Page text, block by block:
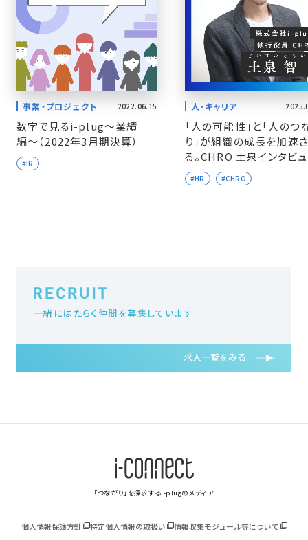
事業・プロジェクト 2022.06.15
数字で見るi-plug〜業績
編〜（2022年3月期決算）
#IR
人・キャリア
「人の可能性」と「人のつ
り」が組織の成長を加速
る。CHRO 土泉インタビ
#HR #CHRO
一緒にはたらく仲間を募集しています
求人一覧をみる
「つながり」を探求するi-plugのメディア
個人情報保護方針 特定個人情報の取扱い 情報収集モジュール等について